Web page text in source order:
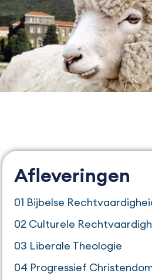
Afleveringen
01 Bijbelse
02 Culturele
03 Liberale Theologie
04 Progressief